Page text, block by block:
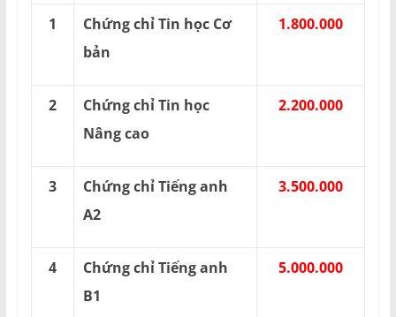
1
Chứng chỉ Tin học Cơ
bản
1.800.000
2
Chứng chỉ Tin học
Nâng cao
2.200.000
3
Chứng chỉ Tiếng anh
A2
3.500.000
4
Chứng chỉ Tiếng anh
B1
5.000.000